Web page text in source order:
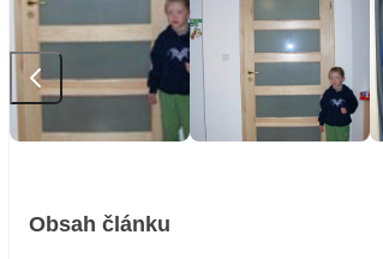
Obsah článku